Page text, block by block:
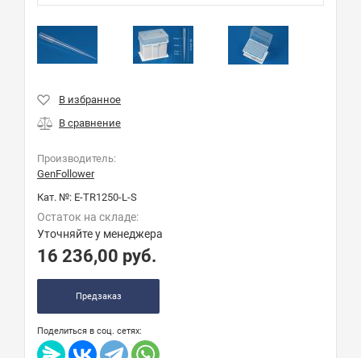
Производитель:
GenFollower
Кат. №: E-TR1250-L-S
Остаток на складе:
Уточняйте у менеджера
16 236,00 руб.
Предзаказ
Поделиться в соц. сетях: